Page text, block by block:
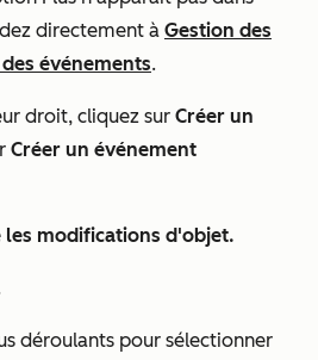
directement à Gestion des
événements.
droit, cliquez sur Créer un
Créer un événement
les modifications d'objet.
déroulants pour sélectionner